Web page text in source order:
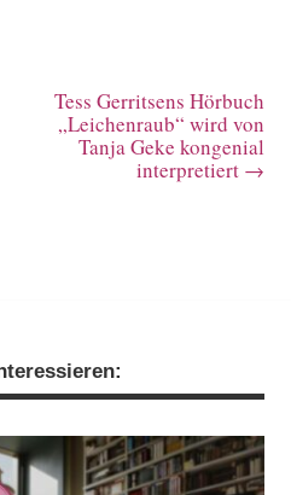
Tess Gerritsens Hörbuch
„Leichenraub“ wird von
Tanja Geke kongenial
interpretiert→